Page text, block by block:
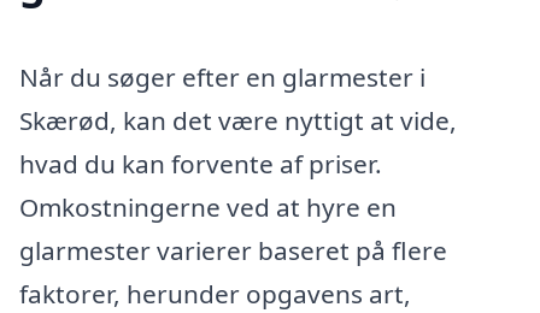
Når du søger efter en glarmester i
Skærød, kan det være nyttigt at vide,
hvad du kan forvente af priser.
Omkostningerne ved at hyre en
glarmester varierer baseret på flere
faktorer, herunder opgavens art,